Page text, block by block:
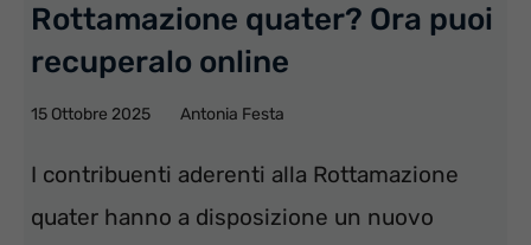
Rottamazione quater? Ora puoi
recuperalo online
15 Ottobre 2025 Antonia Festa
I contribuenti aderenti alla Rottamazione
quater hanno a disposizione un nuovo